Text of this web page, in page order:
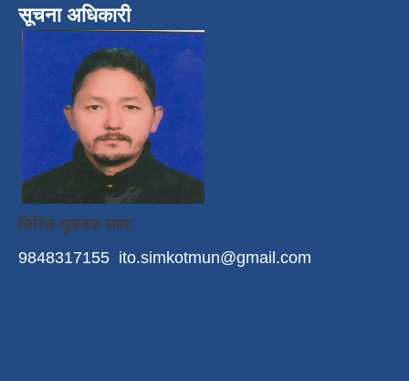
सूचना अधिकारी
छिरिङ युङडङ लामा
9848317155 ito.simkotmun@gmail.com